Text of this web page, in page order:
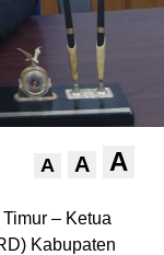
A A A
– Ketua
Kabupaten